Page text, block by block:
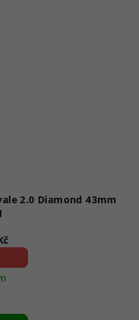
2.0 Diamond 43mm